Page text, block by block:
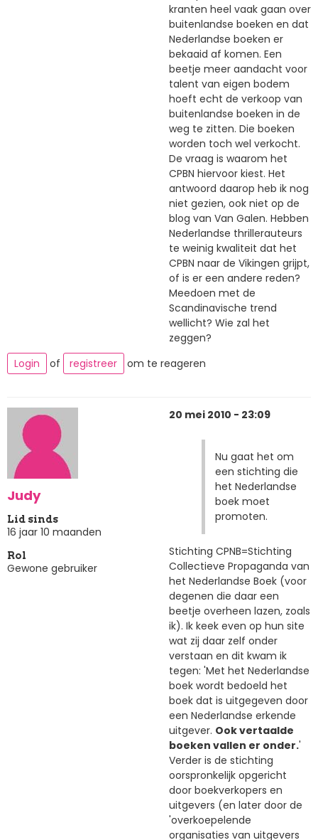
kranten heel vaak gaan over
buitenlandse boeken en dat
Nederlandse boeken er
bekaaid af komen. Een
beetje meer aandacht voor
talent van eigen bodem
hoeft echt de verkoop van
buitenlandse boeken in de
weg te zitten. Die boeken
worden toch wel verkocht.
De vraag is waarom het
CPBN hiervoor kiest. Het
antwoord daarop heb ik nog
niet gezien, ook niet op de
blog van Van Galen. Hebben
Nederlandse thrillerauteurs
te weinig kwaliteit dat het
CPBN naar de Vikingen grijpt,
of is er een andere reden?
Meedoen met de
Scandinavische trend
wellicht? Wie zal het
zeggen?
Login
of registreer om te reageren
Judy
Lid sinds
16 jaar 10 maanden
Rol
Gewone gebruiker
20 mei 2010 - 23:09
Nu gaat het om
een stichting die
het Nederlandse
boek moet
promoten.
Stichting CPNB=Stichting
Collectieve Propaganda van
het Nederlandse Boek (voor
degenen die daar een
beetje overheen lazen, zoals
ik). Ik keek even op hun site
wat zij daar zelf onder
verstaan en dit kwam ik
tegen: 'Met het Nederlandse
boek wordt bedoeld het
boek dat is uitgegeven door
een Nederlandse erkende
uitgever. Ook vertaalde
boeken vallen er onder.'
Verder is de stichting
oorspronkelijk opgericht
door boekverkopers en
uitgevers (en later door de
'overkoepelende
organisaties van uitgevers